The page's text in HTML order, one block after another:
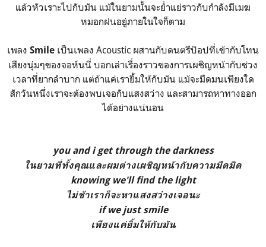
แล้วหัวเราะไปกับมัน แม้ในยามนั้นจะย่ำแย่ราวกับกำลังมีเมฆ
หมอกฝนอยู่ภายในใจก็ตาม
เพลง Smile เป็นเพลง Acoustic ผสานกับดนตรีป๊อปที่เข้ากับโทน
เสียงนุ่มๆของจอห์นนี่ บอกเล่าเรื่องราวของการเผชิญหน้ากับช่วง
เวลาที่ยากลำบาก แต่ถ้าแค่เรายิ้มให้กับมัน แม้จะมืดมนเพียงใด
สักวันหนึ่งเราจะต้องพบเจอกับแสงสว่าง และสามารถหาทางออก
ได้อย่างแน่นอน
you and i get through the darkness
ในยามที่ทั้งคุณและผมต่างเผชิญหน้ากับความมืดมิด
knowing we'll find the light
ไม่ช้าเราก็จะหาแสงสว่างเจอนะ
if we just smile
เพียงแค่ยิ้มให้กับมัน